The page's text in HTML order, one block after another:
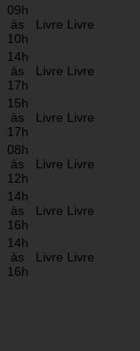
09h
às
10h
Livre Livre
14h
às
17h
Livre Livre
15h
às
17h
Livre Livre
08h
às
12h
Livre Livre
14h
às
16h
Livre Livre
14h
às
16h
Livre Livre